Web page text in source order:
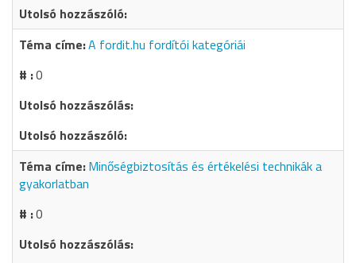
A fordit.hu fordítói kategóriái
0
Minőségbiztosítás és értékelési technikák a
gyakorlatban
0